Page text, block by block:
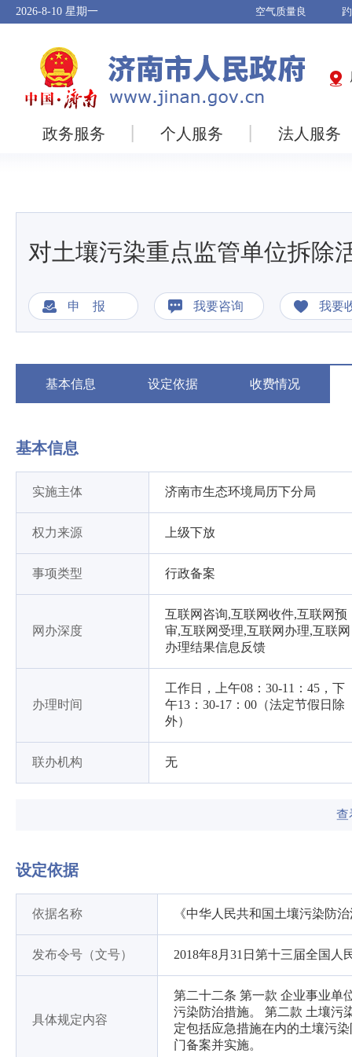
2026-8-10 星期一
政务服务 个人服务 法人服务
对土壤污染重点监管单位拆除
申 报 我要咨询 我要
基本信息 设定依据 收费情况
基本信息
实施主体 济南市生态环境局历下分局
权力来源 上级下放
事项类型 行政备案
网办深度
互联网咨询,互联网收件,互联网预
审,互联网受理,互联网办理,互联网
办理结果信息反馈
办理时间
工作日，上午08：30-11：45，下
午13：30-17：00（法定节假日除
外）
联办机构 无
查
设定依据
依据名称 《中华人民共和国土壤污染防
发布令号（文号） 2018年8月31日第十三届全国
具体规定内容
第二十二条 第一款 企业事业单
污染防治措施。 第二款 土壤污
定包括应急措施在内的土壤污
门备案并实施。